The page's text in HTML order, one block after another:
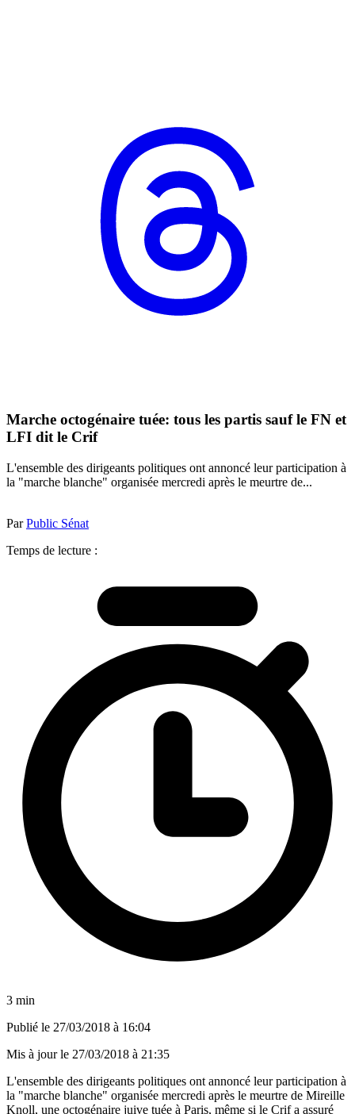
Marche octogénaire tuée: tous les partis sauf le FN et
LFI dit le Crif
L'ensemble des dirigeants politiques ont annoncé leur participation à
la "marche blanche" organisée mercredi après le meurtre de...
ParPublic Sénat
Temps de lecture :
3 min
Publié le 27/03/2018 à 16:04
Mis à jour le 27/03/2018 à 21:35
L'ensemble des dirigeants politiques ont annoncé leur participation à
la "marche blanche" organisée mercredi après le meurtre de Mireille
Knoll, une octogénaire juive tuée à Paris, même si le Crif a assuré